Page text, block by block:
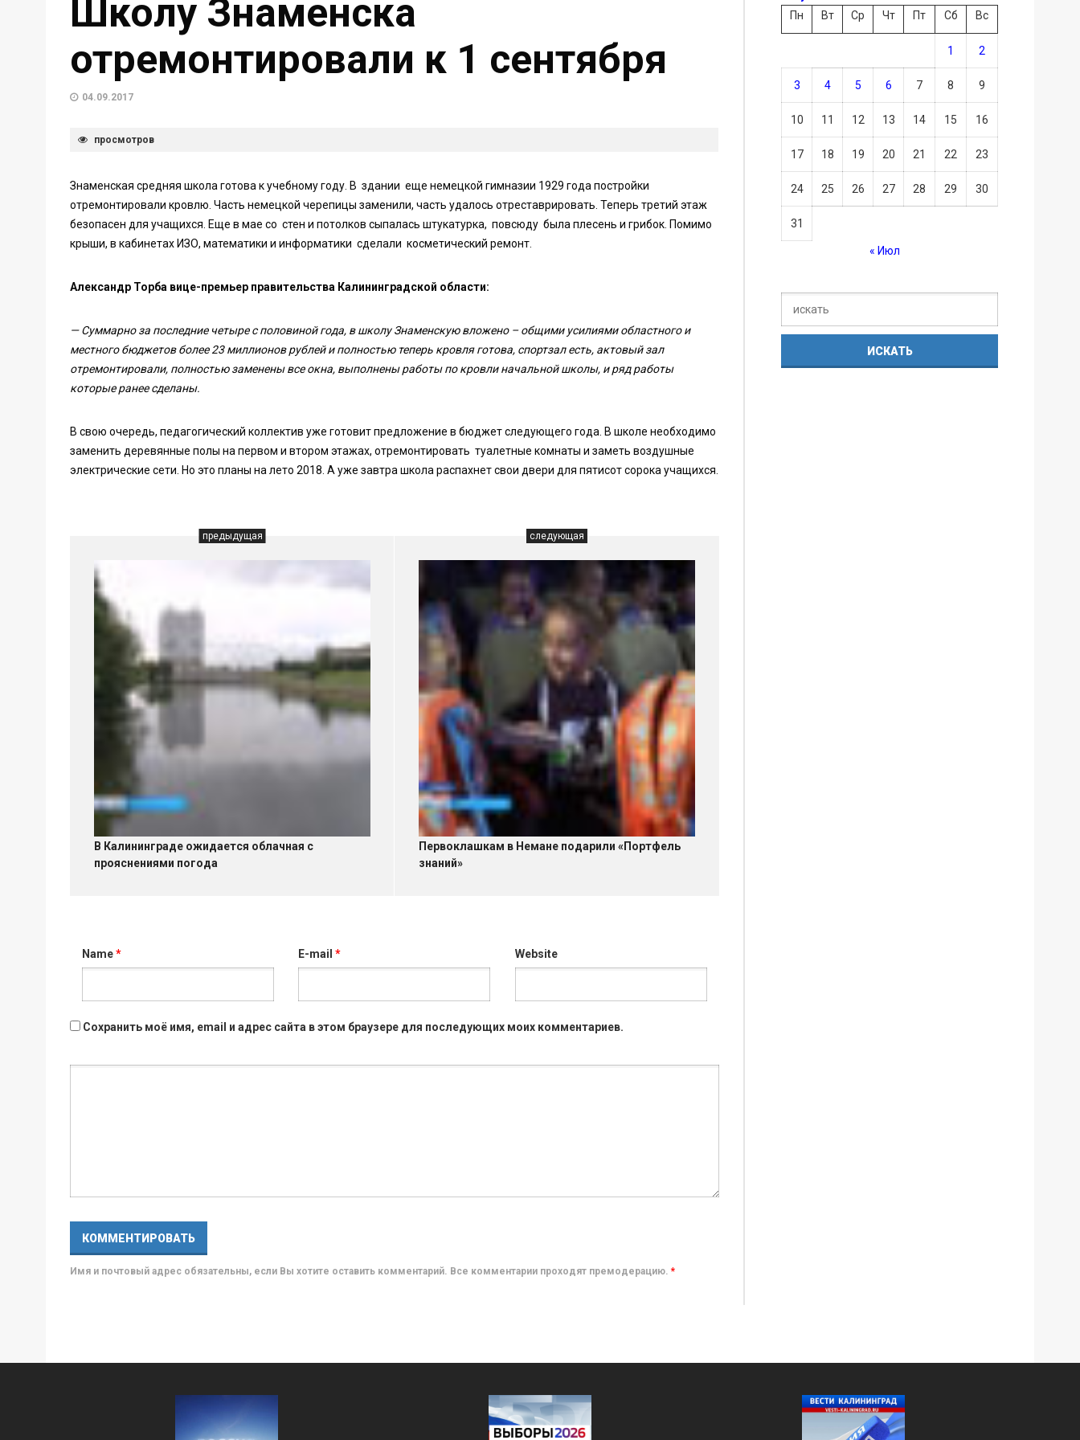
Школу Знаменска
отремонтировали к 1 сентября
04.09.2017
просмотров
Знаменская средняя школа готова к учебному году. В здании еще немецкой гимназии 1929 года постройки
отремонтировали кровлю. Часть немецкой черепицы заменили, часть удалось отреставрировать. Теперь третий этаж
безопасен для учащихся. Еще в мае со стен и потолков сыпалась штукатурка, повсюду была плесень и грибок. Помимо
крыши, в кабинетах ИЗО, математики и информатики сделали косметический ремонт.
Александр Торба вице-премьер правительства Калининградской области:
— Суммарно за последние четыре с половиной года, в школу Знаменскую вложено – общими усилиями областного и
местного бюджетов более 23 миллионов рублей и полностью теперь кровля готова, спортзал есть, актовый зал
отремонтировали, полностью заменены все окна, выполнены работы по кровли начальной школы, и ряд работы
которые ранее сделаны.
В свою очередь, педагогический коллектив уже готовит предложение в бюджет следующего года. В школе необходимо
заменить деревянные полы на первом и втором этажах, отремонтировать туалетные комнаты и заметь воздушные
электрические сети. Но это планы на лето 2018. А уже завтра школа распахнет свои двери для пятисот сорока учащихся.
предыдущая
В Калининграде ожидается облачная с
прояснениями погода
следующая
Первоклашкам в Немане подарили «Портфель
знаний»
Name* E-mail* Website
Сохранить моё имя, email и адрес сайта в этом браузере для последующих моих комментариев.
Имя и почтовый адрес обязательны, если Вы хотите оставить комментарий. Все комментарии проходят премодерацию. *
Пн
Вт Ср Чт Пт Сб Вс
1 2
3 4 5 6 7 8 9
10 11 12 13 14 15 16
17 18 19 20 21 22 23
24 25 26 27 28 29 30
31
« Июл